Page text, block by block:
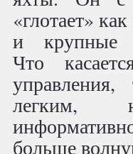
«глотает»
и крупные
Что
легким,
больше